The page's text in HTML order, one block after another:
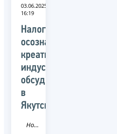
03.06.2025
16:19
Налоговую
осознанность
креативных
индустрий
обсудили
в
Якутске
Новость